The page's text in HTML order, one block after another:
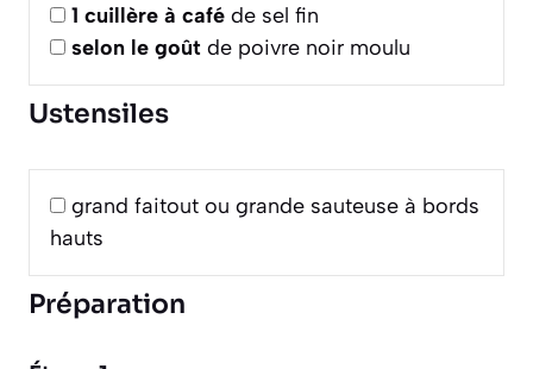
1 cuillère à café de sel fin
selon le goût de poivre noir moulu
Ustensiles
grand faitout ou grande sauteuse à bords
hauts
Préparation